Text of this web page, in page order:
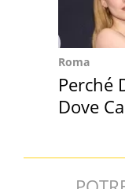
Roma
Perché
Dove